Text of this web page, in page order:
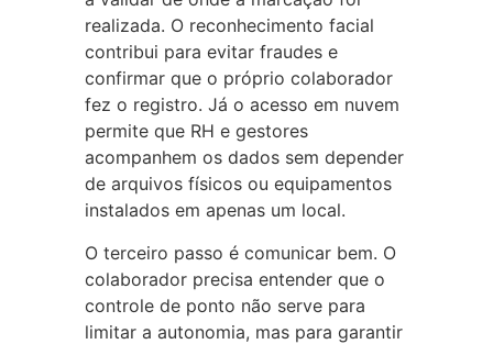
realizada. O reconhecimento facial
contribui para evitar fraudes e
confirmar que o próprio colaborador
fez o registro. Já o acesso em nuvem
permite que RH e gestores
acompanhem os dados sem depender
de arquivos físicos ou equipamentos
instalados em apenas um local.
O terceiro passo é comunicar bem. O
colaborador precisa entender que o
controle de ponto não serve para
limitar a autonomia, mas para garantir